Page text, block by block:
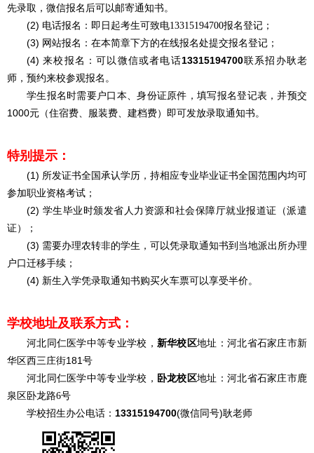
先录取，微信报名后可以邮寄通知书。
(2) 电话报名：即日起考生可致电13315194700报名登记；
(3) 网站报名：在本简章下方的在线报名处提交报名登记；
(4) 来校报名：可以微信或者电话13315194700联系招办耿老
师，预约来校参观报名。
学生报名时需要户口本、身份证原件，填写报名登记表，并预交
1000元（住宿费、服装费、建档费）即可发放录取通知书。
特别提示：
(1) 所发证书全国承认学历，持相应专业毕业证书全国范围内均可
参加职业资格考试；
(2) 学生毕业时颁发省人力资源和社会保障厅就业报道证（派遣
证）；
(3) 需要办理农转非的学生，可以凭录取通知书到当地派出所办理
户口迁移手续；
(4) 新生入学凭录取通知书购买火车票可以享受半价。
学校地址及联系方式：
河北同仁医学中等专业学校， 新华校区地址：河北省石家庄市新
华区西三庄街181号
河北同仁医学中等专业学校， 卧龙校区地址： 河北省石家庄市鹿
泉区卧龙路6号
学校招生办公电话： 13315194700(微信同号)耿老师